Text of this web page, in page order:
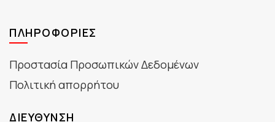
ΠΛΗΡΟΦΟΡΊΕΣ
Προστασία Προσωπικών Δεδομένων
Πολιτική απορρήτου
ΔΙΕΎΘΥΝΣΗ